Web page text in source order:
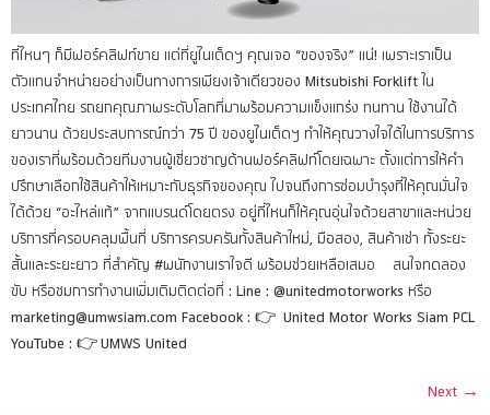
ที่ไหนๆ ก็มีฟอร์คลิฟท์ขาย แต่ที่ยูไนเต็ดฯ คุณเจอ “ของจริง” แน่! เพราะเราเป็น
ตัวแทนจำหน่ายอย่างเป็นทางการเพียงเจ้าเดียวของ Mitsubishi Forklift ใน
ประเทศไทย รถยกคุณภาพระดับโลกที่มาพร้อมความแข็งแกร่ง ทนทาน ใช้งานได้
ยาวนาน ด้วยประสบการณ์กว่า 75 ปี ของยูไนเต็ดฯ ทำให้คุณวางใจได้ในการบริการ
ของเราที่พร้อมด้วยทีมงานผู้เชี่ยวชาญด้านฟอร์คลิฟท์โดยเฉพาะ ตั้งแต่การให้คำ
ปรึกษาเลือกใช้สินค้าให้เหมาะกับธุรกิจของคุณ ไปจนถึงการซ่อมบำรุงที่ให้คุณมั่นใจ
ได้ด้วย “อะไหล่แท้” จากแบรนด์โดยตรง อยู่ที่ไหนก็ให้คุณอุ่นใจด้วยสาขาและหน่วย
บริการที่ครอบคลุมพื้นที่ บริการครบครันทั้งสินค้าใหม่, มือสอง, สินค้าเช่า ทั้งระยะ
สั้นและระยะยาว ที่สำคัญ #พนักงานเราใจดี พร้อมช่วยเหลือเสมอ สนใจทดลอง
ขับ หรือชมการทำงานเพิ่มเติมติดต่อที่ : Line : @unitedmotorworks หรือ
marketing@umwsiam.com Facebook : 👉 United Motor Works Siam PCL
YouTube : 👉 UMWS United
Next →